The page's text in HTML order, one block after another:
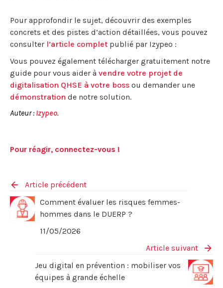
Pour approfondir le sujet, découvrir des exemples
concrets et des pistes d’action détaillées, vous pouvez
consulter l’article complet publié par Izypeo :
Vous pouvez également télécharger gratuitement notre
guide pour vous aider à vendre votre projet de
digitalisation QHSE à votre boss ou demander une
démonstration de notre solution.
Auteur : Izypeo.
Pour réagir, connectez-vous !
Article précédent
Comment évaluer les risques femmes-
hommes dans le DUERP ?
11/05/2026
Article suivant
Jeu digital en prévention : mobiliser vos
équipes à grande échelle